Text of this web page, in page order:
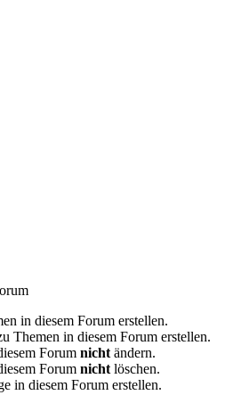
in diesem Forum erstellen.
Themen in diesem Forum erstellen.
Forum nicht ändern.
Forum nicht löschen.
in diesem Forum erstellen.